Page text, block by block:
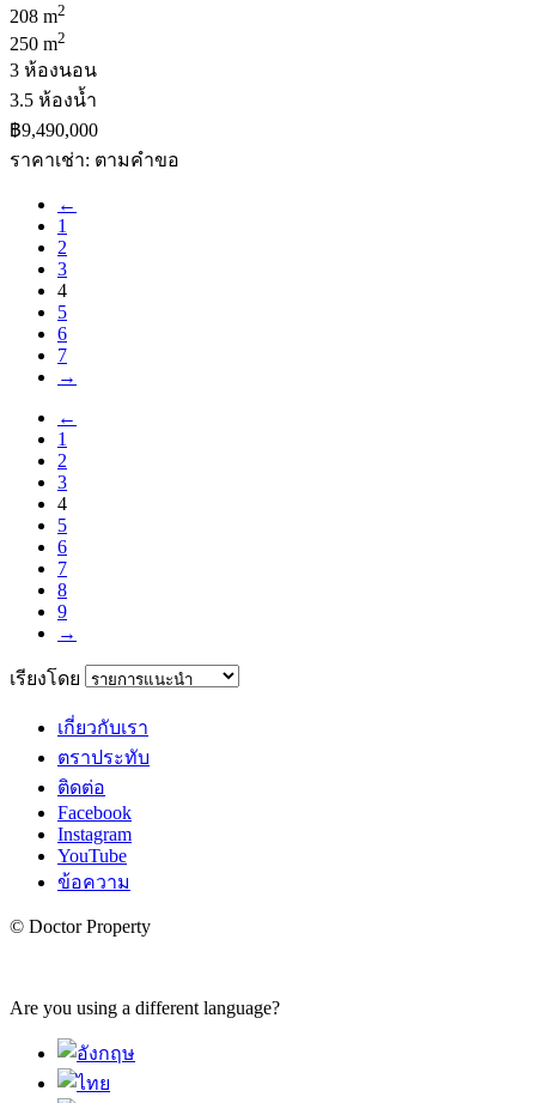
208 m2
250 m2
3 ห้องนอน
3.5 ห้องน้ำ
฿9,490,000
ราคาเช่า: ตามคําขอ
←
1
2
3
4
5
6
7
→
←
1
2
3
4
5
6
7
8
9
→
เรียงโดย
เกี่ยวกับเรา
ตราประทับ
ติดต่อ
Facebook
Instagram
YouTube
ข้อความ
© Doctor Property
Are you using a different language?